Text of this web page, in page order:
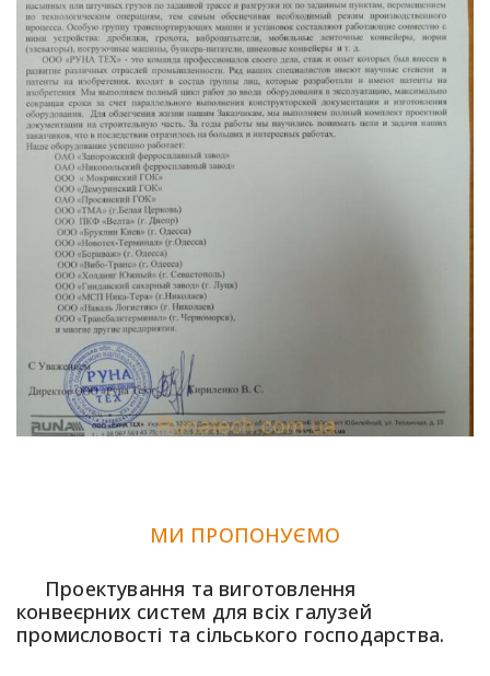
МИ ПРОПОНУЄМО
Проектування та виготовлення
конвеєрних систем для всіх галузей
промисловості та сільського господарства.